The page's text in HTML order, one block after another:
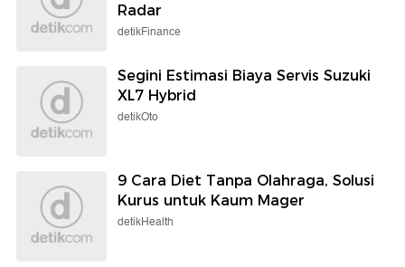
Radar
detikFinance
Segini Estimasi Biaya Servis Suzuki
XL7 Hybrid
detikOto
9 Cara Diet Tanpa Olahraga, Solusi
Kurus untuk Kaum Mager
detikHealth